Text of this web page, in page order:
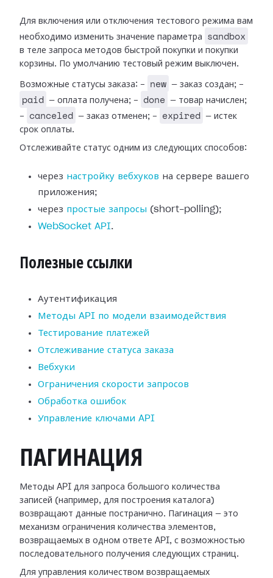
Для включения или отключения тестового режима вам
необходимо изменить значение параметра
sandbox
в теле запроса методов быстрой покупки и покупки
корзины. По умолчанию тестовый режим выключен.
Возможные статусы заказа: - new — заказ создан; -
paid — оплата получена; - done — товар начислен;
-
canceled — заказ отменен; - expired — истек
срок оплаты.
Отслеживайте статус одним из следующих способов:
через настройку вебхуков на сервере вашего
приложения;
через простые запросы (short-polling);
WebSocket API.
Полезные ссылки
Аутентификация
Методы API по модели взаимодействия
Тестирование платежей
Отслеживание статуса заказа
Вебхуки
Ограничения скорости запросов
Обработка ошибок
Управление ключами API
ПАГИНАЦИЯ
Методы API для запроса большого количества
записей (например, для построения каталога)
возвращают данные постранично. Пагинация — это
механизм ограничения количества элементов,
возвращаемых в одном ответе API, с возможностью
последовательного получения следующих страниц.
Для управления количеством возвращаемых